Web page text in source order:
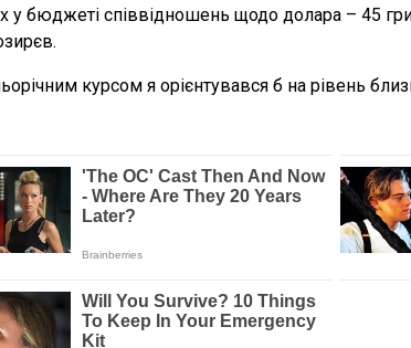
у бюджеті співвідношень щодо долара – 45
курсом я орієнтувався б на рівень